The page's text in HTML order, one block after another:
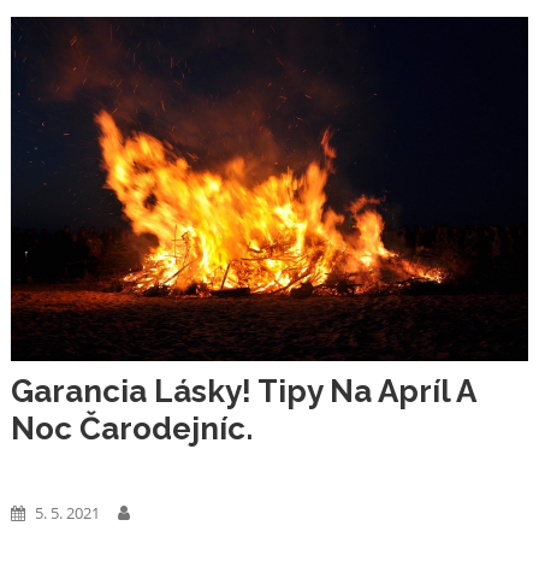
Garancia Lásky! Tipy Na Apríl A
Noc Čarodejníc.
5. 5. 2021